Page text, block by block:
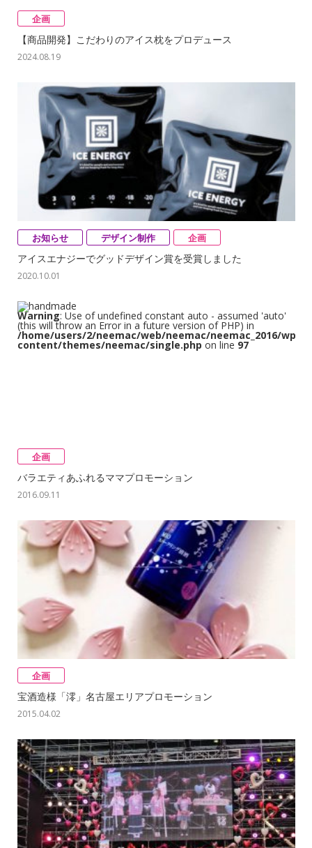
企画
【商品開発】こだわりのアイス枕をプロデュース
2024.08.19
Warning: Use of undefined constant auto - assumed 'auto'
(this will throw an Error in a future version of PHP) in
/home/users/2/neemac/web/neemac/neemac_2016/wp/
content/themes/neemac/single.phpon line
お知らせ デザイン制作 企画
アイスエナジーでグッドデザイン賞を受賞しました
2020.10.01
Warning: Use of undefined constant auto - assumed 'auto'
(this will throw an Error in a future version of PHP) in
/home/users/2/neemac/web/neemac/neemac_2016/wp/
content/themes/neemac/single.php on line 97
企画
バラエティあふれるママプロモーション
2016.09.11
Warning: Use of undefined constant auto - assumed 'auto'
(this will throw an Error in a future version of PHP) in
/home/users/2/neemac/web/neemac/neemac_2016/wp/
content/themes/neemac/single.phpon line
企画
宝酒造様「澪」名古屋エリアプロモーション
2015.04.02
Warning: Use of undefined constant auto - assumed 'auto'
(this will throw an Error in a future version of PHP) in
/home/users/2/neemac/web/neemac/neemac_2016/wp/
content/themes/neemac/single.phpon line97